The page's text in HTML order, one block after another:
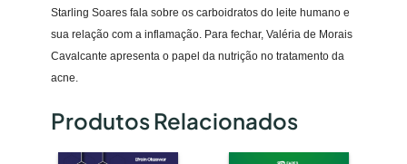
ç
ã
o
N
1
7
Starling Soares fala sobre os carboidratos do leite humano e
sua relação com a inflamação. Para fechar, Valéria de Morais
Cavalcante apresenta o papel da nutrição no tratamento da
acne.
Produtos Relacionados